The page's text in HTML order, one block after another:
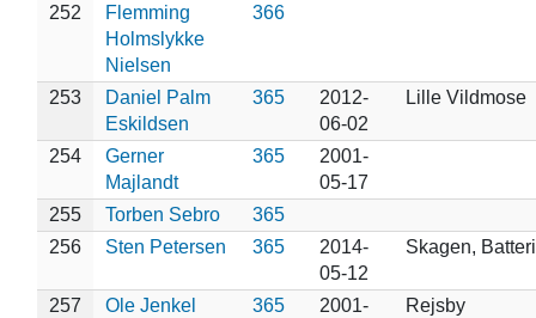
252
Flemming
Holmslykke
Nielsen
366
253
Daniel Palm
Eskildsen
365
2012-
06-02
Lille Vildmose
254
Gerner
Majlandt
365
2001-
05-17
255
Torben Sebro
365
256
Sten Petersen 365
2014-
05-12
Skagen,
257 Ole Jenkel 365
2001-
Rejsby